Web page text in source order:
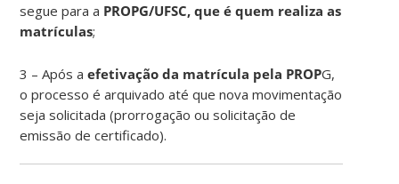
segue para a PROPG/UFSC, que é quem realiza as
matrículas;
3 – Após aefetivação da matrícula pela PROPG,
o processo é arquivado até que nova movimentação
seja solicitada (prorrogação ou solicitação de
emissão de certificado).